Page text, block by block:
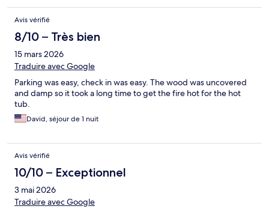
Avis vérifié
8/10 – Très bien
15 mars 2026
Traduire avec Google
Parking was easy, check in was easy. The wood was uncovered
and damp so it took a long time to get the fire hot for the hot
tub.
David, séjour de 1 nuit
Avis vérifié
10/10 – Exceptionnel
3 mai 2026
Traduire avec Google